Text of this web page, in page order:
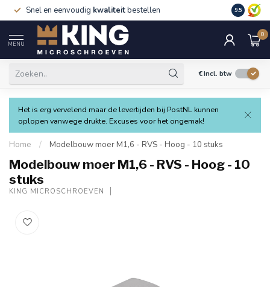
Snel en eenvoudig kwaliteitbestellen 9.5
MENU
0
€Incl. btw
Het is erg vervelend maar de levertijden bij PostNL kunnen
oplopen vanwege drukte. Excuses voor het ongemak!
Home / Modelbouw moer M1,6 - RVS - Hoog - 10 stuks
Modelbouw moer M1,6 - RVS - Hoog - 10
stuks
KING MICROSCHROEVEN